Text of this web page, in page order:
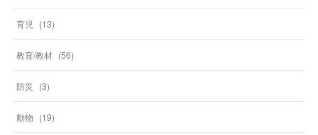
育児 (13)
教育/教材 (56)
防災 (3)
動物 (19)